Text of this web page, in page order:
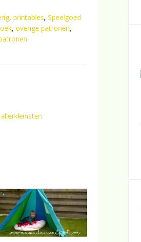
, printables, Speelgoed
, overige patronen,